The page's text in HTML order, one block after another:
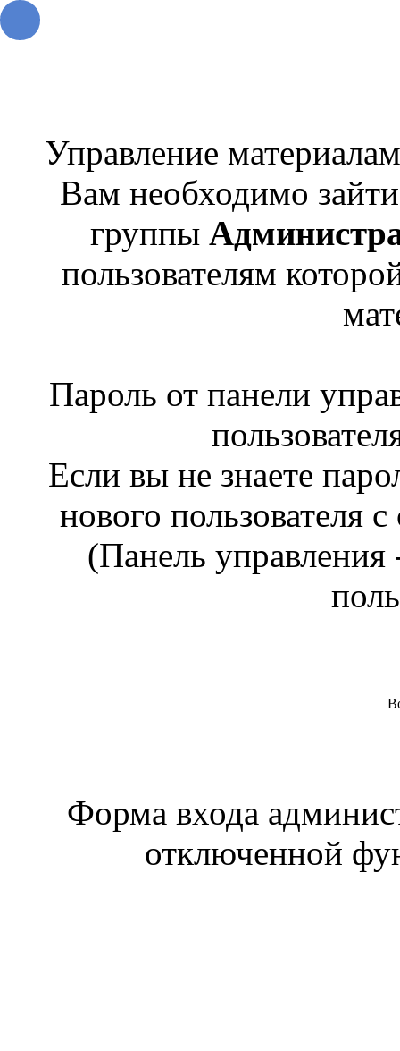
Управление
Вам необходимо зайти
группы
пользователям
Пароль от панели
Если вы не знаете
нового пользователя
(Панель управления
Форма входа
отключенной